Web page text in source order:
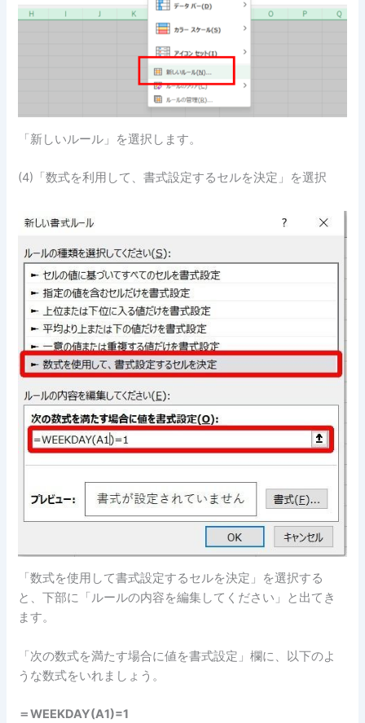
「新しいルール」を選択します。
(4)「数式を利用して、書式設定するセルを決定」を選択
「数式を使用して書式設定するセルを決定」を選択する
と、下部に「ルールの内容を編集してください」と出てき
ます。
「次の数式を満たす場合に値を書式設定」欄に、以下のよ
うな数式をいれましょう。
＝WEEKDAY(A1)=1